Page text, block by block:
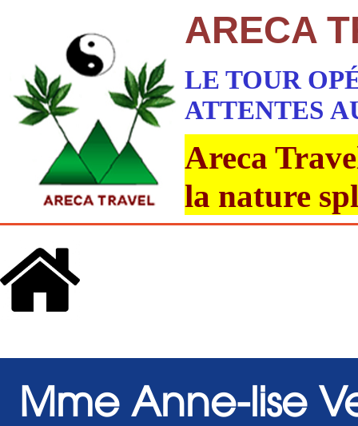
ARECA
LE TOUR
ATTENTES
Areca
la nature
Mme Anne-lise